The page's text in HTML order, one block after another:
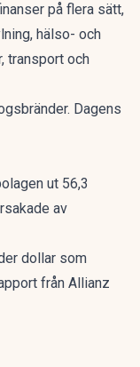
på flera sätt,
hälso- och
transport och
Dagens
ut 56,3
av
dollar som
från Allianz